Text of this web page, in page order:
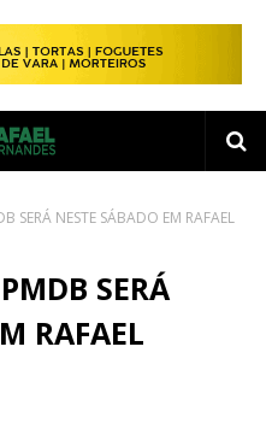
SERÁ NESTE SÁBADO EM RAFAEL
SERÁ
RAFAEL